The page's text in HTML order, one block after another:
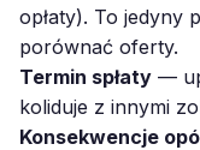
opłaty). To jedyny
porównać oferty.
Termin spłaty —
koliduje z innymi
Konsekwencje